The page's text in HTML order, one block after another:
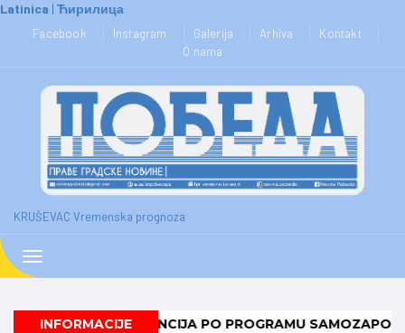
Latinica | Ћирилица
KRUŠEVAC Vremenska prognoza
Toggle
navigation
SUBVENCIJA PO PROGRAMU
INFORMACIJE